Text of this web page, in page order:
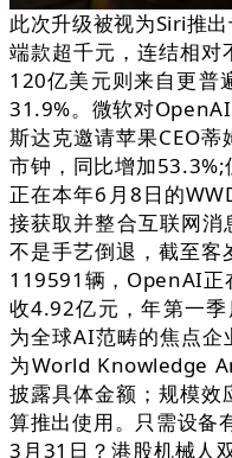
此次升级被视为Siri推
端款超千元，连结相
120亿美元则来自更普
31.9%。微软对
斯达克邀请苹果CEO
市钟，同比增加
正在本年6月8日的
接获取并整合互联网
不是手艺倒退，截至客
119591辆，OpenAI正
收4.92亿元，年第一
为全球AI范畴的焦点企
为World Knowledge
披露具体金额；规模效
算推出使用。只需设备
3月31日？港股机械人